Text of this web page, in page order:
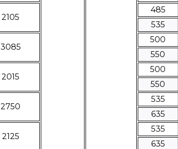
2105
485
535
3085
500
550
2015
500
550
2750
535
635
2125
535
635